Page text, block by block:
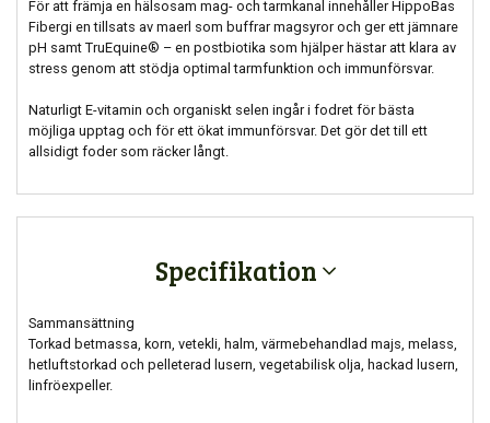
För att främja en hälsosam mag- och tarmkanal innehåller HippoBas
Fibergi en tillsats av maerl som buffrar magsyror och ger ett jämnare
pH samt TruEquine® – en postbiotika som hjälper hästar att klara av
stress genom att stödja optimal tarmfunktion och immunförsvar.
Naturligt E-vitamin och organiskt selen ingår i fodret för bästa
möjliga upptag och för ett ökat immunförsvar. Det gör det till ett
allsidigt foder som räcker långt.
Specifikation
Sammansättning
Torkad betmassa, korn, vetekli, halm, värmebehandlad majs, melass,
hetluftstorkad och pelleterad lusern, vegetabilisk olja, hackad lusern,
linfröexpeller.